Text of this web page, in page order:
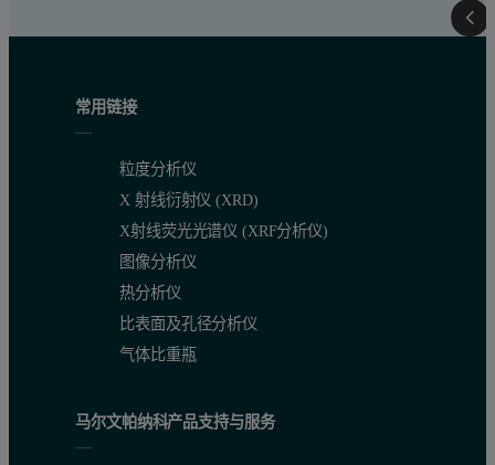
常用链接
粒度分析仪
X 射线衍射仪 (XRD)
X射线荧光光谱仪 (XRF分析仪)
图像分析仪
热分析仪
比表面及孔径分析仪
气体比重瓶
马尔文帕纳科产品支持与服务